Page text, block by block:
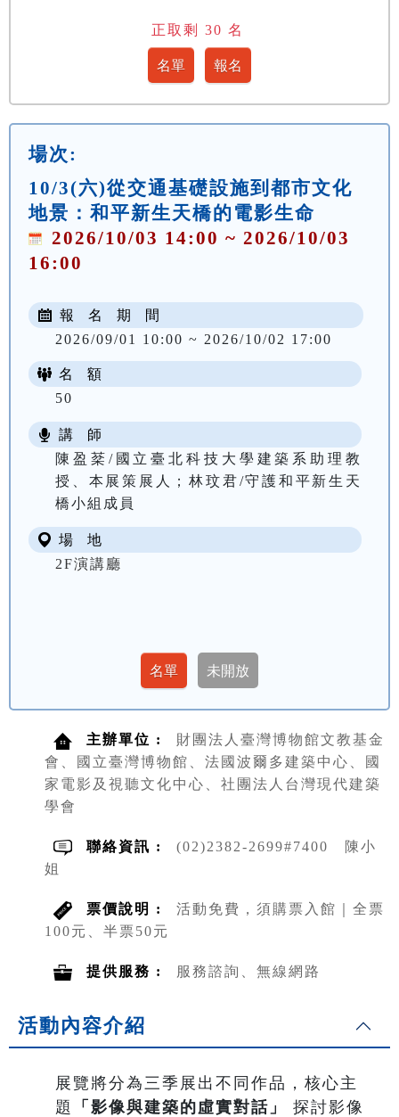
正取剩 30 名
場次:
10/3(六)從交通基礎設施到都市文化
地景：和平新生天橋的電影生命
2026/10/03 14:00 ~ 2026/10/03
16:00
報 名 期 間
2026/09/01 10:00 ~ 2026/10/02 17:00
名 額
50
講 師
陳盈棻/國立臺北科技大學建築系助理教
授、本展策展人；林玟君/守護和平新生天
橋小組成員
場 地
2F演講廳
主辦單位 :
財團法人臺灣博物館文教基金
會、國立臺灣博物館、法國波爾多建築中心、國
家電影及視聽文化中心、社團法人台灣現代建築
學會
聯絡資訊 :
(02)2382-2699#7400 陳小
姐
票價說明 :
活動免費，須購票入館｜全票
100元、半票50元
提供服務 : 服務諮詢、無線網路
活動內容介紹
展覽將分為三季展出不同作品，核心主
題
「影像與建築的虛實對話」
探討影像